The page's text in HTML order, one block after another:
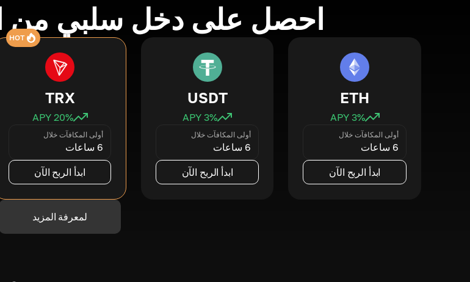
احصل على دخل سلبي من
ETH
3% APY
أولى المكافآت خلال
6 ساعات
ابدأ الربح الآن
USDT
3% APY
أولى المكافآت خلال
6 ساعات
ابدأ الربح الآن
HOT
TRX
20% APY
أولى المكافآت خلال
6 ساعات
ابدأ الربح الآن
لمعرفة المزيد